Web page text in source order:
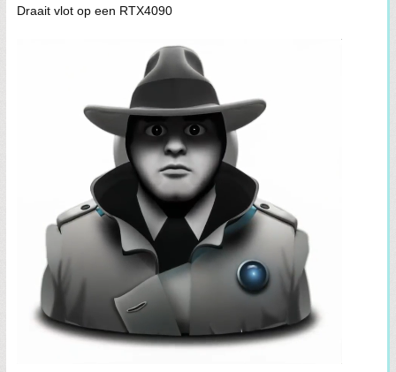
Draait vlot op een RTX4090